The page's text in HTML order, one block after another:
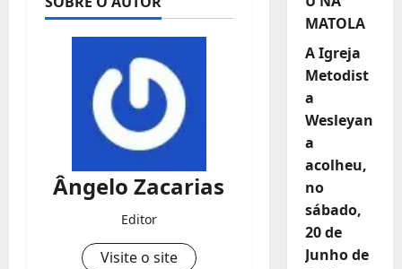
Ângelo Zacarias
Editor
Visite o site
MATOLA
A Igreja
Metodist
a
Wesleyan
a
acolheu,
no
sábado,
20 de
Junho de